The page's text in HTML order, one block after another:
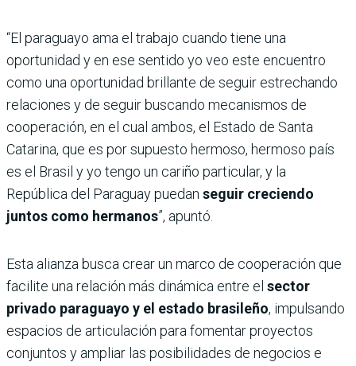
“El paraguayo ama el trabajo cuando tiene una
oportunidad y en ese sentido yo veo este encuentro
como una oportunidad brillante de seguir estrechando
relaciones y de seguir buscando mecanismos de
cooperación, en el cual ambos, el Estado de Santa
Catarina, que es por supuesto hermoso, hermoso país
es el Brasil y yo tengo un cariño particular, y la
República del Paraguay puedan seguir creciendo
juntos como hermanos”, apuntó.
Esta alianza busca crear un marco de cooperación que
facilite una relación más dinámica entre el sector
privado paraguayo y el estado brasileño, impulsando
espacios de articulación para fomentar proyectos
conjuntos y ampliar las posibilidades de negocios e